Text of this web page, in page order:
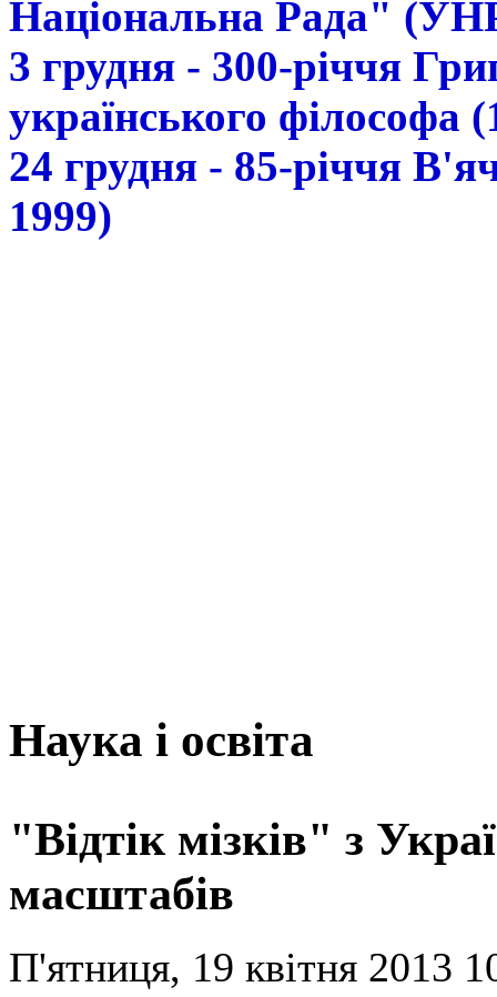
Національна Рада"
3 грудня - 300-річчя
українського філософа
24 грудня - 85-річчя
1999)
Наука і освіта
"Відтік мізків" з
масштабів
П'ятниця, 19 квітня 2013